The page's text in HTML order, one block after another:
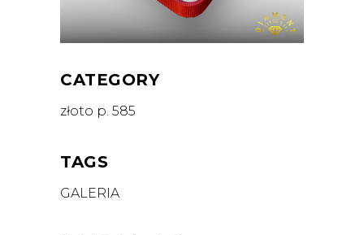
CATEGORY
złoto p. 585
TAGS
GALERIA